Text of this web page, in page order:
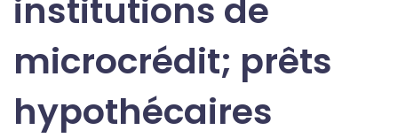
institutions de
microcrédit; prêts
hypothécaires